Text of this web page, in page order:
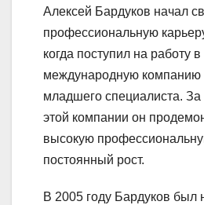
Алексей Бардуков начал
профессиональную
когда поступил на работу
международную компанию
младшего специалиста.
этой компании он
высокую
постоянный рост.
В 2005 году Бардуков был